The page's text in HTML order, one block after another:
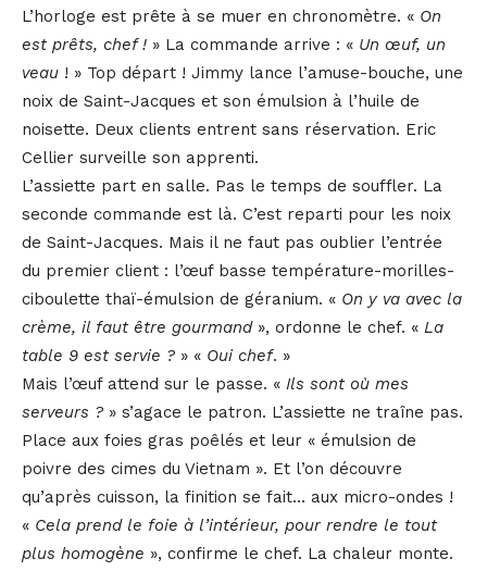
L’horloge est prête à se muer en chronomètre. « On
est prêts, chef ! » La commande arrive : « Un œuf, un
veau ! » Top départ ! Jimmy lance l’amuse-bouche, une
noix de Saint-Jacques et son émulsion à l’huile de
noisette. Deux clients entrent sans réservation. Eric
Cellier surveille son apprenti.
L’assiette part en salle. Pas le temps de souffler. La
seconde commande est là. C’est reparti pour les noix
de Saint-Jacques. Mais il ne faut pas oublier l’entrée
du premier client : l’œuf basse température-morilles-
ciboulette thaï-émulsion de géranium. « On y va avec la
crème, il faut être gourmand », ordonne le chef. « La
table 9 est servie ? » « Oui chef. »
Mais l’œuf attend sur le passe. « Ils sont où mes
serveurs ? » s’agace le patron. L’assiette ne traîne pas.
Place aux foies gras poêlés et leur « émulsion de
poivre des cimes du Vietnam ». Et l’on découvre
qu’après cuisson, la finition se fait… aux micro-ondes !
« Cela prend le foie à l’intérieur, pour rendre le tout
plus homogène », confirme le chef. La chaleur monte.